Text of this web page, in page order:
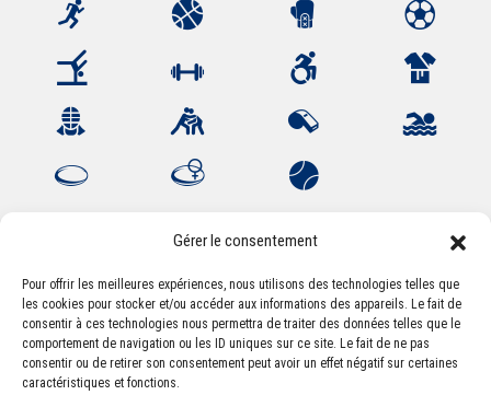
Gérer le consentement
Pour offrir les meilleures expériences, nous utilisons des technologies telles que
les cookies pour stocker et/ou accéder aux informations des appareils. Le fait de
consentir à ces technologies nous permettra de traiter des données telles que le
comportement de navigation ou les ID uniques sur ce site. Le fait de ne pas
consentir ou de retirer son consentement peut avoir un effet négatif sur certaines
caractéristiques et fonctions.
Association Sportive Montferrandaise
84, boulevard Léon Jouhaux
CS 80221 - 63021 Clermont-Ferrand Cedex 2